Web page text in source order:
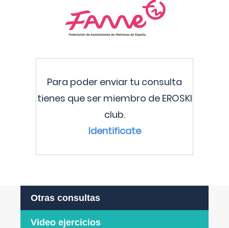
Para poder enviar tu consulta
tienes que ser miembro de EROSKI
club.
Identificate
Otras consultas
Video ejercicios